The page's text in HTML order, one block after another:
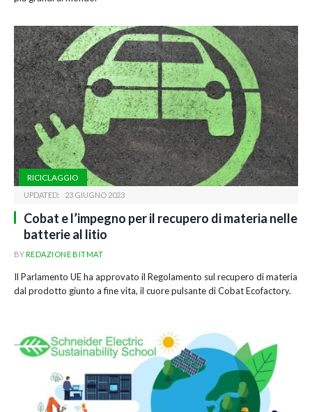
RICICLAGGIO
UPDATED: 23 GIUGNO 2023
Cobat e l’impegno per il recupero di materia nelle
batterie al litio
BYREDAZIONE BITMAT
Il Parlamento UE ha approvato il Regolamento sul recupero di materia
dal prodotto giunto a fine vita, il cuore pulsante di Cobat Ecofactory.